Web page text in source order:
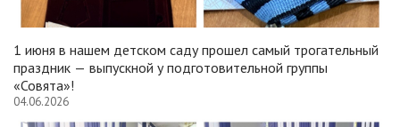
1 июня в нашем детском саду прошел самый трогательный
праздник — выпускной у подготовительной группы
«Совята»!
04.06.2026